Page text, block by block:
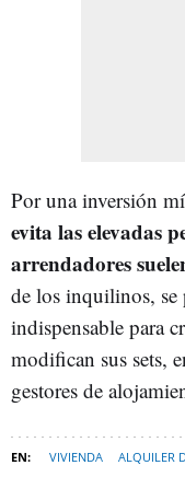
Por una inversión
evita las elevadas
arrendadores
de los inquilinos, se
indispensable para
modifican sus sets,
gestores de
VIVIENDA ALQUILER